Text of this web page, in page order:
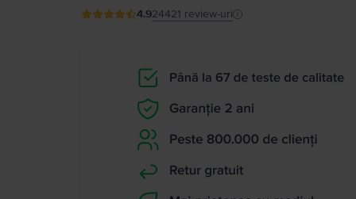
4.924421 review-uri